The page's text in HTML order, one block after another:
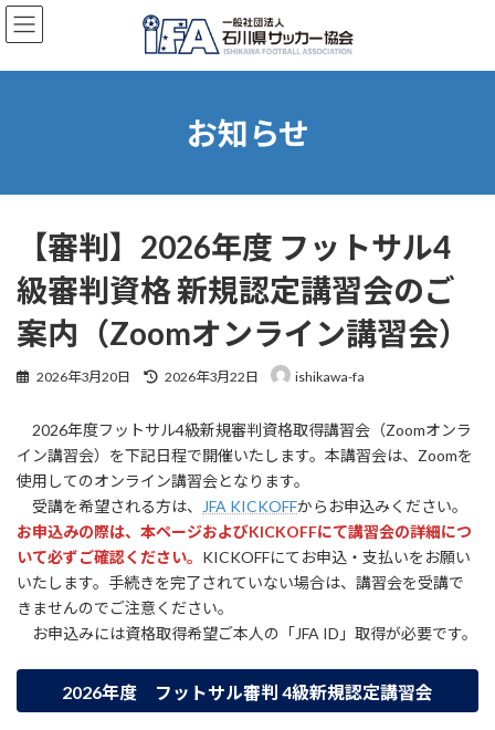
コ
ン
ン
ナ
ビ
ー
お知らせ
【審判】2026年度 フットサル4
級審判資格 新規認定講習会のご
案内（Zoomオンライン講習会）
2026年3月20日
最
新
日
時
:
2026年3月22日 ishikawa-fa
2026年度フットサル4級新規審判資格取得講習会（Zoomオンラ
イン講習会）を下記日程で開催いたします。本講習会は、Zoomを
使用してのオンライン講習会となります。
受講を希望される方は、
JFA KICKOFFからお申込みください。
お申込みの際は、本ページおよびKICKOFFにて講習会の詳細につ
いて必ずご確認ください。 KICKOFFにてお申込・支払いをお願い
いたします。手続きを完了されていない場合は、講習会を受講で
きませんのでご注意ください。
お申込みには資格取得希望ご本人の「JFA ID」取得が必要です。
2026年度 フットサル審判 4級新規認定講習会